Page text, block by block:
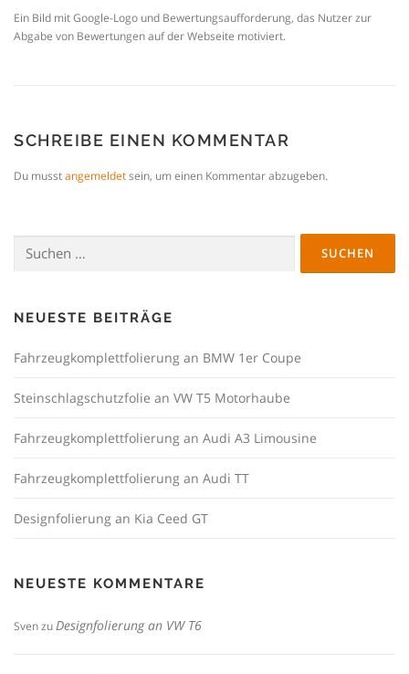
Ein Bild mit Google-Logo und Bewertungsaufforderung, das Nutzer zur
Abgabe von Bewertungen auf der Webseite motiviert.
SCHREIBE EINEN KOMMENTAR
Du musstangemeldetsein, um einen Kommentar abzugeben.
nach:
NEUESTE BEITRÄGE
Fahrzeugkomplettfolierung an BMW 1er Coupe
Steinschlagschutzfolie an VW T5 Motorhaube
Fahrzeugkomplettfolierung an Audi A3 Limousine
Fahrzeugkomplettfolierung an Audi TT
Designfolierung an Kia Ceed GT
NEUESTE KOMMENTARE
SvenzuDesignfolierung an VW T6